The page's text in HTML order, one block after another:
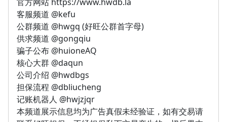
客服频道 @kefu
公群频道 @hwgq (好旺公群首字母)
供求频道 @gongqiu
骗子公布 @huioneAQ
核心大群 @daqun
公司介绍 @hwdbgs
担保流程 @dbliucheng
记账机器人 @hwjzjqr
本频道展示信息均为广告真假未经验证，如有交易请